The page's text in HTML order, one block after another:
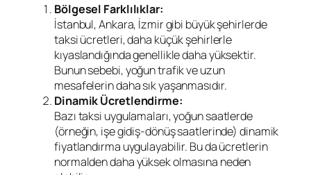
Bölgesel Farklılıklar:
İstanbul, Ankara, İzmir gibi büyük şehirlerde
taksi ücretleri, daha küçük şehirlerle
kıyaslandığında genellikle daha yüksektir.
Bunun sebebi, yoğun trafik ve uzun
mesafelerin daha sık yaşanmasıdır.
Dinamik Ücretlendirme:
Bazı taksi uygulamaları, yoğun saatlerde
(örneğin, işe gidiş-dönüş saatlerinde) dinamik
fiyatlandırma uygulayabilir. Bu da ücretlerin
normalden daha yüksek olmasına neden